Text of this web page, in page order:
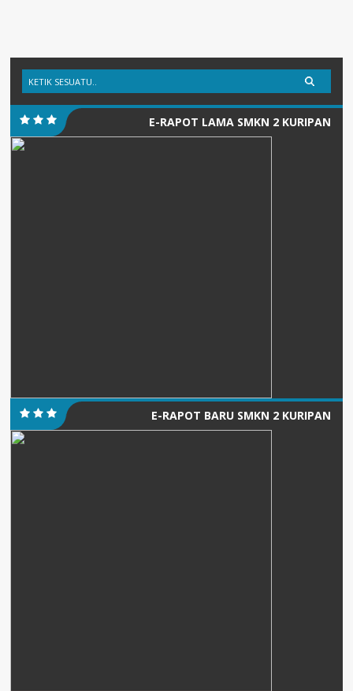
E-RAPOT LAMA SMKN 2 KURIPAN
E-RAPOT BARU SMKN 2 KURIPAN